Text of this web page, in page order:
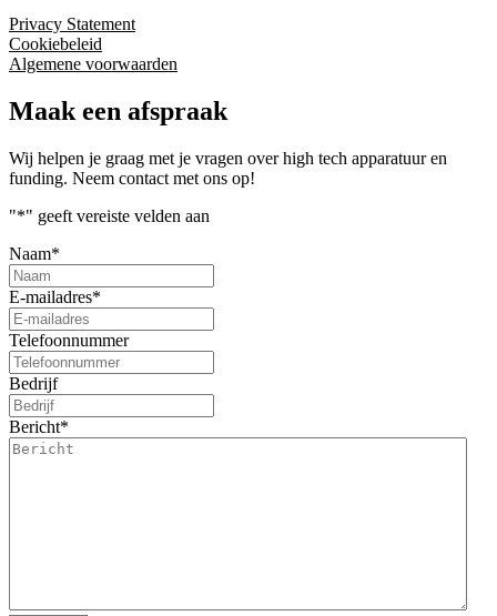
Privacy Statement
Cookiebeleid
Algemene voorwaarden
Maak een afspraak
Wij helpen je graag met je vragen over high tech apparatuur en
funding. Neem contact met ons op!
"*" geeft vereiste velden aan
Naam*
E-mailadres*
Telefoonnummer
Bedrijf
Bericht*